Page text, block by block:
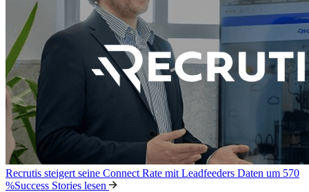
Recrutis steigert seine Connect Rate mit Leadfeeders Daten um 570
%Success Stories lesen